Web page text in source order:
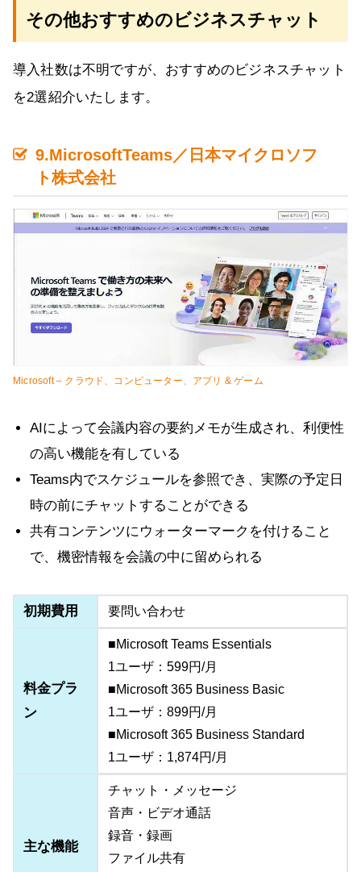
その他おすすめのビジネスチャット
導入社数は不明ですが、おすすめのビジネスチャット
を2選紹介いたします。
9.MicrosoftTeams／日本マイクロソフ
ト株式会社
Microsoft – クラウド、コンピューター、アプリ & ゲーム
AIによって会議内容の要約メモが生成され、利便性
の高い機能を有している
Teams内でスケジュールを参照でき、実際の予定日
時の前にチャットすることができる
共有コンテンツにウォーターマークを付けること
で、機密情報を会議の中に留められる
初期費用 要問い合わせ
料金プラ
ン
■Microsoft Teams Essentials
1ユーザ：599円/月
■Microsoft 365 Business Basic
1ユーザ：899円/月
■Microsoft 365 Business Standard
1ユーザ：1,874円/月
主な機能
チャット・メッセージ
音声・ビデオ通話
録音・録画
ファイル共有